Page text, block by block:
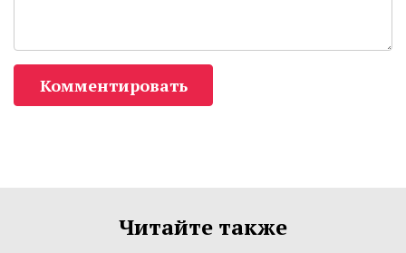
Комментировать
Читайте также